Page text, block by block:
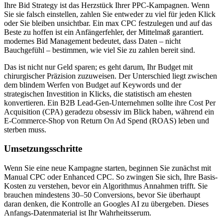
Ihre Bid Strategy ist das Herzstück Ihrer PPC-Kampagnen. Wenn
Sie sie falsch einstellen, zahlen Sie entweder zu viel für jeden Klick
oder Sie bleiben unsichtbar. Ein max CPC festzulegen und auf das
Beste zu hoffen ist ein Anfängerfehler, der Mittelmaß garantiert.
modernes Bid Management bedeutet, dass Daten – nicht
Bauchgefühl – bestimmen, wie viel Sie zu zahlen bereit sind.
Das ist nicht nur Geld sparen; es geht darum, Ihr Budget mit
chirurgischer Präzision zuzuweisen. Der Unterschied liegt zwischen
dem blindem Werfen von Budget auf Keywords und der
strategischen Investition in Klicks, die statistisch am ehesten
konvertieren. Ein B2B Lead-Gen-Unternehmen sollte ihre Cost Per
Acquisition (CPA) geradezu obsessiv im Blick haben, während ein
E-Commerce-Shop von Return On Ad Spend (ROAS) leben und
sterben muss.
Umsetzungsschritte
Wenn Sie eine neue Kampagne starten, beginnen Sie zunächst mit
Manual CPC oder Enhanced CPC. So zwingen Sie sich, Ihre Basis-
Kosten zu verstehen, bevor ein Algorithmus Annahmen trifft. Sie
brauchen mindestens 30–50 Conversions, bevor Sie überhaupt
daran denken, die Kontrolle an Googles AI zu übergeben. Dieses
Anfangs-Datenmaterial ist Ihr Wahrheitsserum.